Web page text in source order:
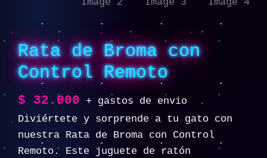
Rata de Broma con
Control Remoto
$ 32.000
+ gastos de envio
Diviértete y sorprende a tu gato con
nuestra Rata de Broma con Control
Remoto. Este juguete de ratón